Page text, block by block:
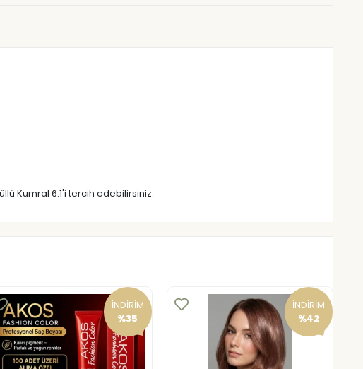
Kumral 6.1'i tercih edebilirsiniz.
İNDİRİM
%35
İNDİRİM
%42